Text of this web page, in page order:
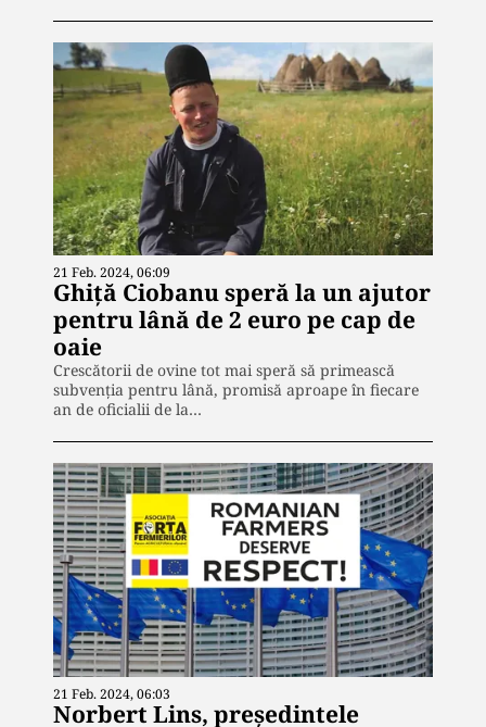
21 Feb. 2024, 06:09
Ghiță Ciobanu speră la un ajutor
pentru lână de 2 euro pe cap de
oaie
Crescătorii de ovine tot mai speră să primească
subvenția pentru lână, promisă aproape în fiecare
an de oficialii de la…
21 Feb. 2024, 06:03
Norbert Lins, președintele